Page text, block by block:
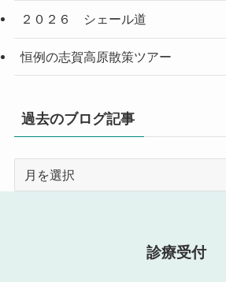
２０２６ シェール道
恒例の志賀高原散策ツアー
過去のブログ記事
診療受付